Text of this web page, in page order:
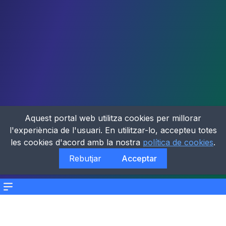
Menu
Aquest portal web utilitza cookies per millorar
l'experiència de l'usuari. En utilitzar-lo, accepteu totes
les cookies d'acord amb la nostra política de cookies.
Rebutjar
Acceptar